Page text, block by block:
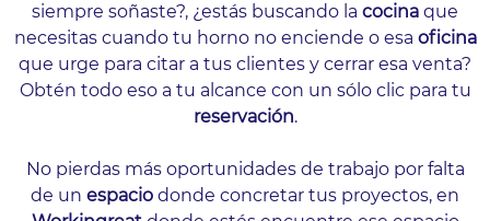
siempre soñaste?, ¿estás buscando la cocina que
necesitas cuando tu horno no enciende o esa oficina
que urge para citar a tus clientes y cerrar esa venta?
Obtén todo eso a tu alcance con un sólo clic para tu
reservación.
No pierdas más oportunidades de trabajo por falta
de un espacio donde concretar tus proyectos, en